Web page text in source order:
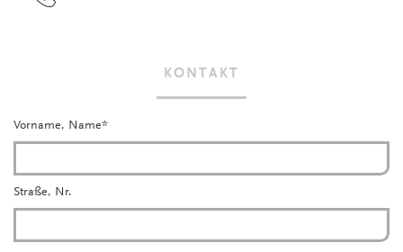
KONTAKT
Vorname, Name*
Straße, Nr.